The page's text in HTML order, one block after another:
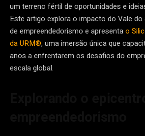
um terreno fértil de oportunidades e
Este artigo explora o impacto do Vale
de empreendedorismo e apresentao
da URM®, uma imersão única que
anos a enfrentarem os desafios do
escala global.